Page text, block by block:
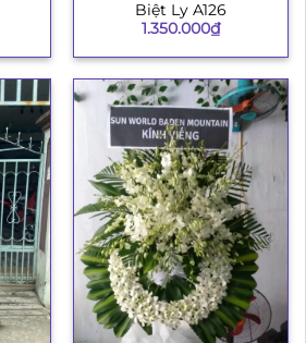
Biệt Ly A126
1.350.000₫